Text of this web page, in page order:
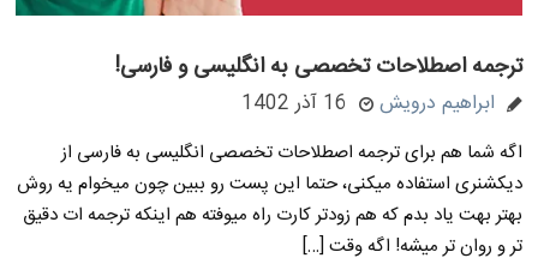
ترجمه اصطلاحات تخصصی به انگلیسی و فارسی!
ابراهیم درویش 16 آذر 1402
اگه شما هم برای ترجمه اصطلاحات تخصصی انگلیسی به فارسی از
دیکشنری استفاده میکنی، حتما این پست رو ببین چون میخوام یه روش
بهتر بهت یاد بدم که هم زودتر کارت راه میوفته هم اینکه ترجمه ات دقیق
تر و روان تر میشه! اگه وقت […]